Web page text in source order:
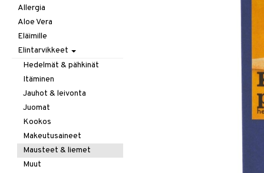
Rasvahapot
Silmät
Allergia
Aloe Vera
Eläimille
Elintarvikkeet
Hedelmät & pähkinät
Itäminen
Jauhot & leivonta
Juomat
Kookos
Makeutusaineet
Mausteet & liemet
Muut